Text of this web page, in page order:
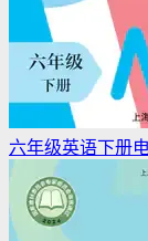
六年级英语下册